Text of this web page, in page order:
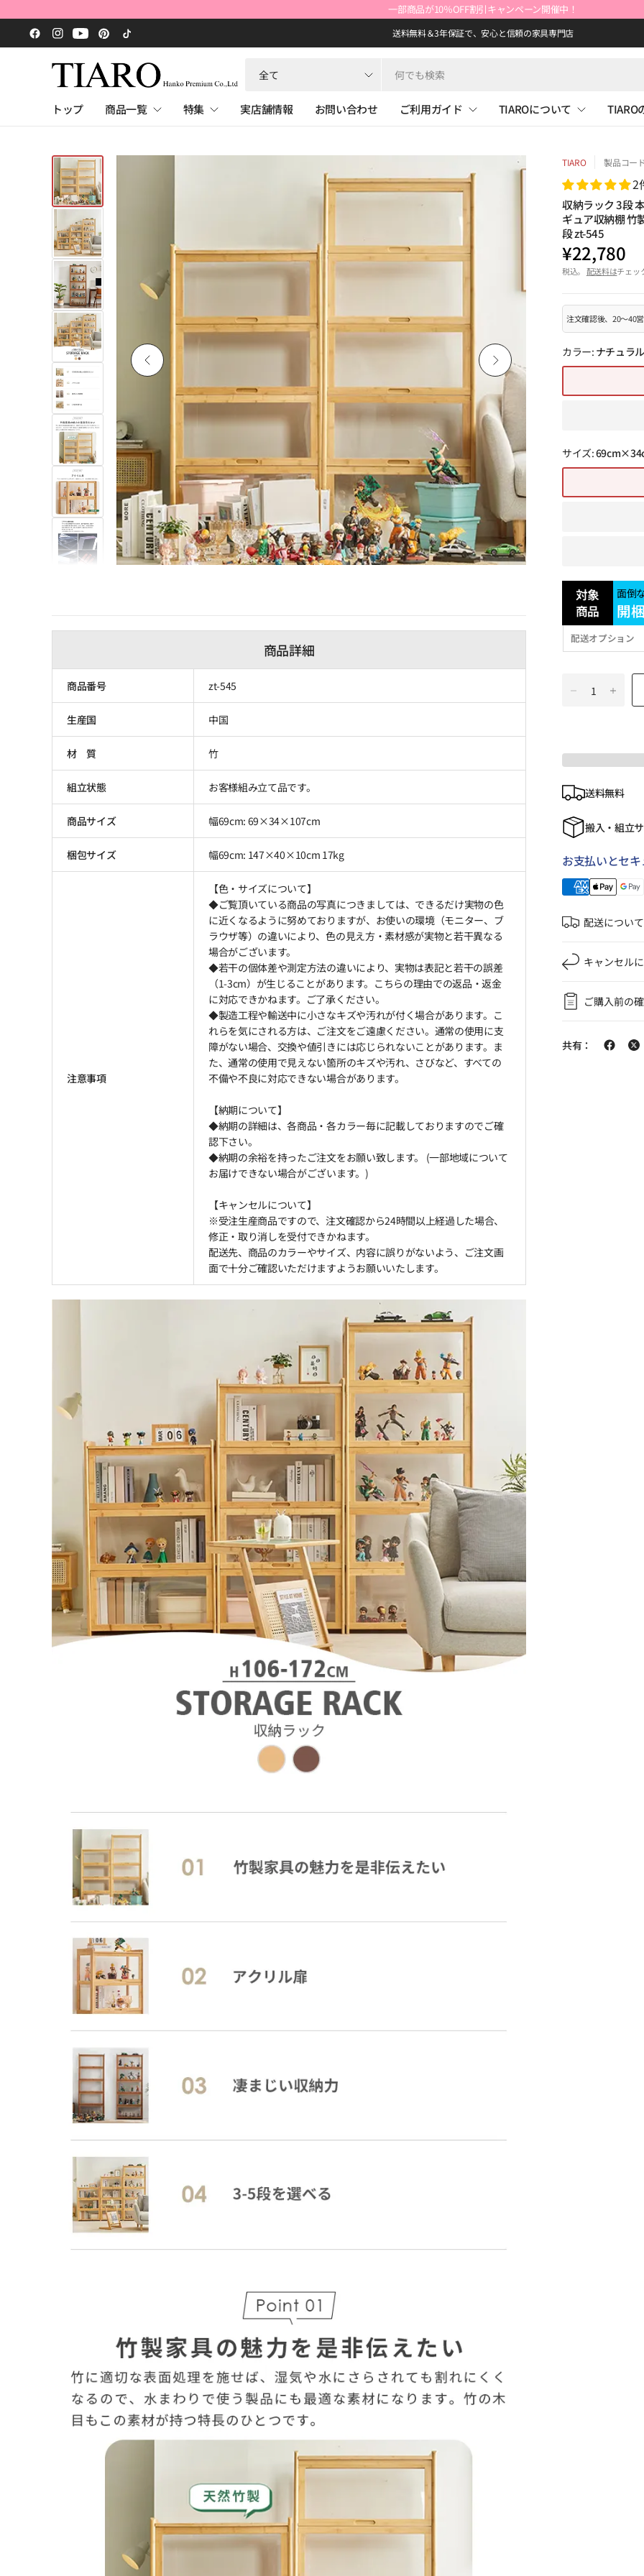
一部商品が10％OFF割引キャンペーン開催中！
送料無料＆3年保証で、安心と信頼の家具専門店
検
トップ 商品一覧 特集 実店舗情報 お問い合わせ ご利用ガイド TIAROについて TIARO
TIARO 製品コー
2
収納ラック 3段
ギュア収納棚 竹
段 zt-545
¥22,780
税込。 配送料はチェッ
注文確認後、20～40
カラー: ナチュラ
サイズ:
対象
商品
面倒
開
配送オプション
送料無料
搬入・組立
お支払いとセ
配送について
キャンセル
ご購入前の
共有：
商品詳細
商品番号 zt-545
生産国 中国
材 質 竹
組立状態 お客様組み立て品です。
商品サイズ 幅69cm: 69×34×107cm
梱包サイズ 幅69cm: 147×40×10cm 17kg
注意事項
【色・サイズについて】
◆ご覧頂いている商品の写真につきましては、できるだけ実物の色
に近くなるように努めておりますが、お使いの環境（モニター、ブ
ラウザ等）の違いにより、色の見え方・素材感が実物と若干異なる
場合がございます。
◆若干の個体差や測定方法の違いにより、実物は表記と若干の誤差
（1-3cm）が生じることがあります。こちらの理由での返品・返金
に対応できかねます。ご了承ください。
◆製造工程や輸送中に小さなキズや汚れが付く場合があります。こ
れらを気にされる方は、ご注文をご遠慮ください。通常の使用に支
障がない場合、交換や値引きには応じられないことがあります。ま
た、通常の使用で見えない箇所のキズや汚れ、さびなど、すべての
不備や不良に対応できない場合があります。
【納期について】
◆納期の詳細は、各商品・各カラー毎に記載しておりますのでご確
認下さい。
◆納期の余裕を持ったご注文をお願い致します。 (一部地域について
お届けできない場合がございます。)
【キャンセルについて】
※受注生産商品ですので、注文確認から24時間以上経過した場合、
修正・取り消しを受付できかねます。
配送先、商品のカラーやサイズ、内容に誤りがないよう、ご注文画
面で十分ご確認いただけますようお願いいたします。